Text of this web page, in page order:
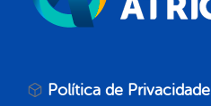
Política de Privacidade